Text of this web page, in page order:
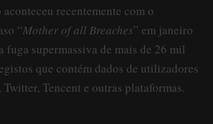
aconteceu recentemente com o
“Mother of all Breaches” em janeiro
fuga supermassiva de mais de 26 mil
que contém dados de utilizadores
Tencent e outras plataformas.